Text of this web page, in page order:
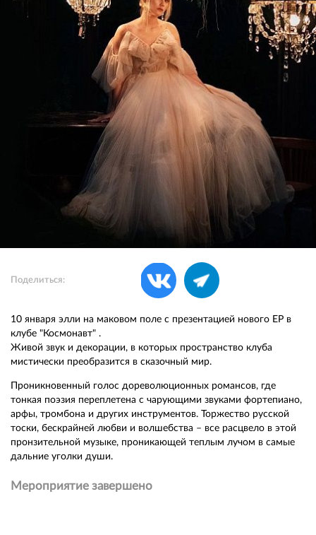
Поделиться:
10 января элли на маковом поле с презентацией нового EP в
клубе "Космонавт" .
Живой звук и декорации, в которых пространство клуба
мистически преобразится в сказочный мир.
Проникновенный голос дореволюционных романсов, где
тонкая поэзия переплетена с чарующими звуками фортепиано,
арфы, тромбона и других инструментов. Торжество русской
тоски, бескрайней любви и волшебства – все расцвело в этой
пронзительной музыке, проникающей теплым лучом в самые
дальние уголки души.
Мероприятие завершено